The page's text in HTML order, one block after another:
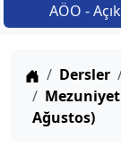
AÖO -
Anasayfa
Dersler
Mezuniyet
Ağustos)